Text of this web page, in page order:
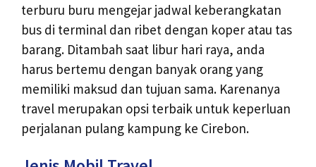
terburu buru mengejar jadwal keberangkatan
bus di terminal dan ribet dengan koper atau tas
barang. Ditambah saat libur hari raya, anda
harus bertemu dengan banyak orang yang
memiliki maksud dan tujuan sama. Karenanya
travel merupakan opsi terbaik untuk keperluan
perjalanan pulang kampung ke Cirebon.